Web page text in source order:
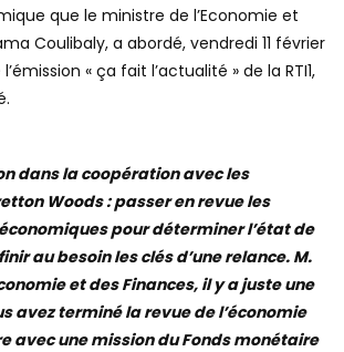
que le ministre de l’Economie et
Coulibaly, a abordé, vendredi 11 février
« ça fait l’actualité » de la RTI1,
dans la coopération avec les
Woods : passer en revue les
pour déterminer l’état de
au besoin les clés d’une relance. M.
et des Finances, il y a juste une
avez terminé la revue de l’économie
avec une mission du Fonds monétaire